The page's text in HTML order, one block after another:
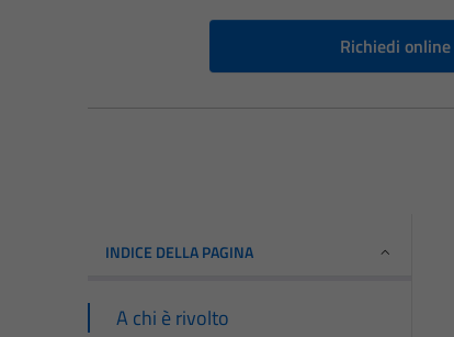
Richiedi online
INDICE DELLA PAGINA
A chi è rivolto